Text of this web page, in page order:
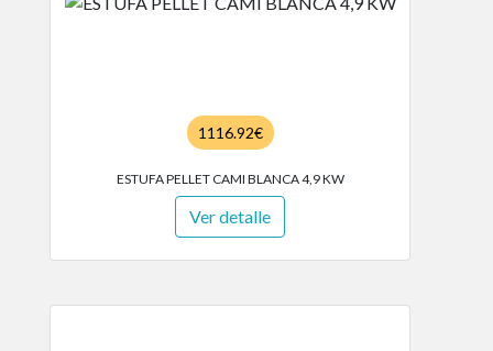
1116.92€
ESTUFA PELLET CAMI BLANCA 4,9 KW
Ver detalle